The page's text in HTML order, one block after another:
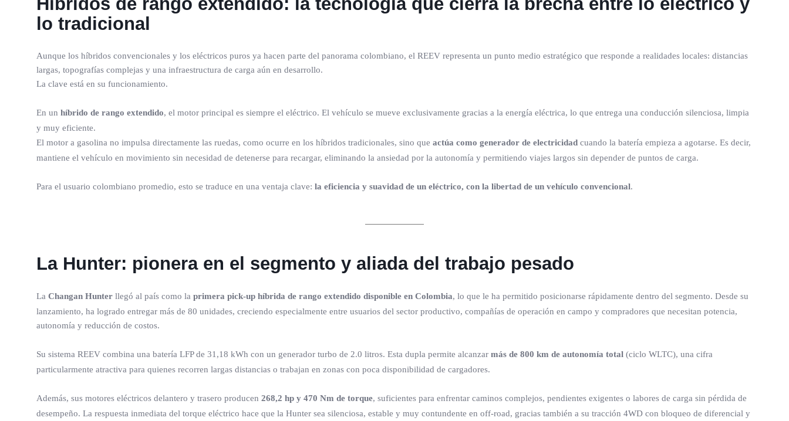
lo tradicional
Aunque los híbridos convencionales y los eléctricos puros ya hacen parte del panorama colombiano, el REEV representa un punto medio estratégico que responde a realidades locales: distancias
largas, topografías complejas y una infraestructura de carga aún en desarrollo.
La clave está en su funcionamiento.
En un híbrido de rango extendido, el motor principal es siempre el eléctrico. El vehículo se mueve exclusivamente gracias a la energía eléctrica, lo que entrega una conducción silenciosa, limpia
y muy eficiente.
El motor a gasolina no impulsa directamente las ruedas, como ocurre en los híbridos tradicionales, sino que actúa como generador de electricidad cuando la batería empieza a agotarse. Es decir,
mantiene el vehículo en movimiento sin necesidad de detenerse para recargar, eliminando la ansiedad por la autonomía y permitiendo viajes largos sin depender de puntos de carga.
Para el usuario colombiano promedio, esto se traduce en una ventaja clave: la eficiencia y suavidad de un eléctrico, con la libertad de un vehículo convencional.
La Hunter: pionera en el segmento y aliada del trabajo pesado
La Changan Hunter llegó al país como la primera pick-up híbrida de rango extendido disponible en Colombia, lo que le ha permitido posicionarse rápidamente dentro del segmento. Desde su
lanzamiento, ha logrado entregar más de 80 unidades, creciendo especialmente entre usuarios del sector productivo, compañías de operación en campo y compradores que necesitan potencia,
autonomía y reducción de costos.
Su sistema REEV combina una batería LFP de 31,18 kWh con un generador turbo de 2.0 litros. Esta dupla permite alcanzar más de 800 km de autonomía total (ciclo WLTC), una cifra
particularmente atractiva para quienes recorren largas distancias o trabajan en zonas con poca disponibilidad de cargadores.
Además, sus motores eléctricos delantero y trasero producen 268,2 hp y 470 Nm de torque, suficientes para enfrentar caminos complejos, pendientes exigentes o labores de carga sin pérdida de
desempeño. La respuesta inmediata del torque eléctrico hace que la Hunter sea silenciosa, estable y muy contundente en off-road, gracias también a su tracción 4WD con bloqueo de diferencial y